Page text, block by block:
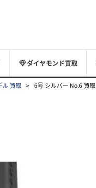
ダイヤモンド買取
ル 買取 6号 シルバー No.6 買取